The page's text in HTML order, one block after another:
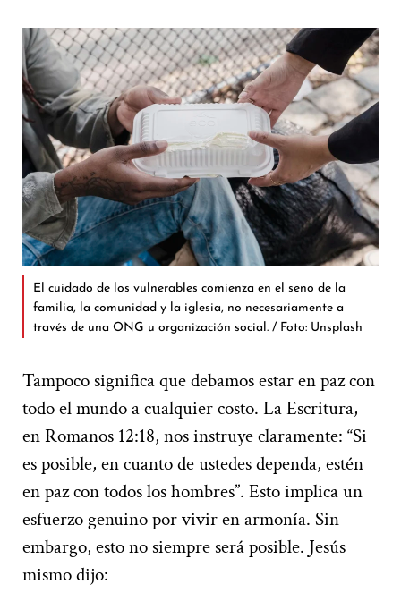
El cuidado de los vulnerables comienza en el seno de la
familia, la comunidad y la iglesia, no necesariamente a
través de una ONG u organización social. / Foto: Unsplash
Tampoco significa que debamos estar en paz con
todo el mundo a cualquier costo. La Escritura,
en Romanos 12:18, nos instruye claramente: “Si
es posible, en cuanto de ustedes dependa, estén
en paz con todos los hombres”. Esto implica un
esfuerzo genuino por vivir en armonía. Sin
embargo, esto no siempre será posible. Jesús
mismo dijo: